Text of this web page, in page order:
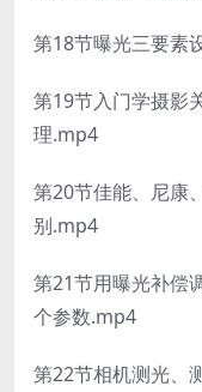
第18节曝光三要素
第19节入门学摄影
理.mp4
第20节佳能、尼康
别.mp4
第21节用曝光补偿
个参数.mp4
第22节相机测光、